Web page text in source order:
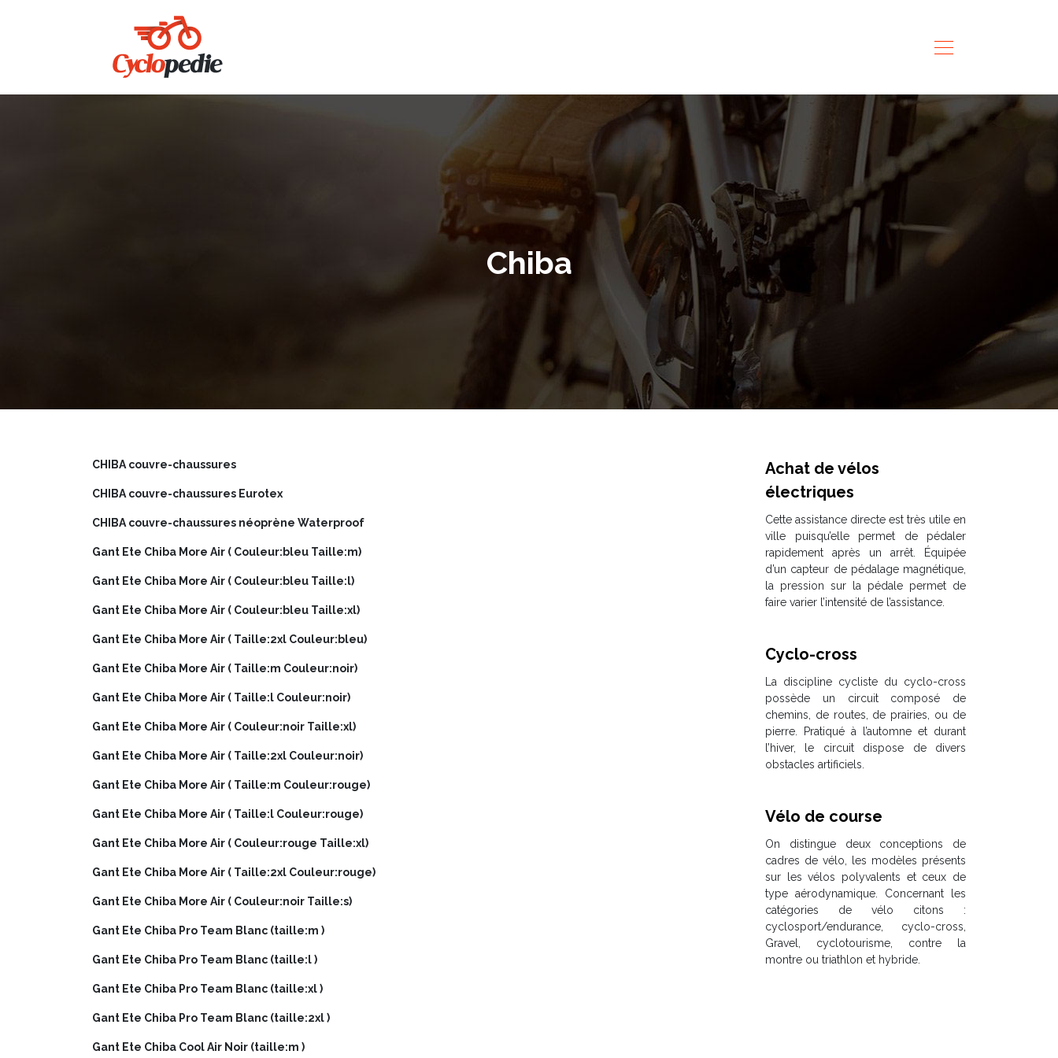
Chiba
CHIBA couvre-chaussures
CHIBA couvre-chaussures Eurotex
CHIBA couvre-chaussures néoprène Waterproof
Gant Ete Chiba More Air ( Couleur:bleu Taille:m)
Gant Ete Chiba More Air ( Couleur:bleu Taille:l)
Gant Ete Chiba More Air ( Couleur:bleu Taille:xl)
Gant Ete Chiba More Air ( Taille:2xl Couleur:bleu)
Gant Ete Chiba More Air ( Taille:m Couleur:noir)
Gant Ete Chiba More Air ( Taille:l Couleur:noir)
Gant Ete Chiba More Air ( Couleur:noir Taille:xl)
Gant Ete Chiba More Air ( Taille:2xl Couleur:noir)
Gant Ete Chiba More Air ( Taille:m Couleur:rouge)
Gant Ete Chiba More Air ( Taille:l Couleur:rouge)
Gant Ete Chiba More Air ( Couleur:rouge Taille:xl)
Gant Ete Chiba More Air ( Taille:2xl Couleur:rouge)
Gant Ete Chiba More Air ( Couleur:noir Taille:s)
Gant Ete Chiba Pro Team Blanc (taille:m )
Gant Ete Chiba Pro Team Blanc (taille:l )
Gant Ete Chiba Pro Team Blanc (taille:xl )
Gant Ete Chiba Pro Team Blanc (taille:2xl )
Gant Ete Chiba Cool Air Noir (taille:m )
Achat de vélos
électriques
Cette assistance directe est très utile en
ville puisqu’elle permet de pédaler
rapidement après un arrêt. Équipée
d’un capteur de pédalage magnétique,
la pression sur la pédale permet de
faire varier l’intensité de l’assistance.
Cyclo-cross
La discipline cycliste du cyclo-cross
possède un circuit composé de
chemins, de routes, de prairies, ou de
pierre. Pratiqué à l’automne et durant
l’hiver, le circuit dispose de divers
obstacles artificiels.
Vélo de course
On distingue deux conceptions de
cadres de vélo, les modèles présents
sur les vélos polyvalents et ceux de
type aérodynamique. Concernant les
catégories de vélo citons :
cyclosport/endurance, cyclo-cross,
Gravel, cyclotourisme, contre la
montre ou triathlon et hybride.